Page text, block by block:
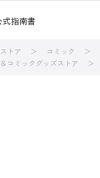
指南書
トア コミック
コミックグッズストア